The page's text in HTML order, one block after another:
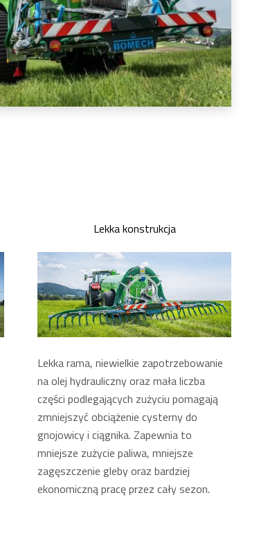
Lekka konstrukcja
Lekka rama, niewielkie zapotrzebowanie
na olej hydrauliczny oraz mała liczba
części podlegających zużyciu pomagają
zmniejszyć obciążenie cysterny do
gnojowicy i ciągnika. Zapewnia to
mniejsze zużycie paliwa, mniejsze
zagęszczenie gleby oraz bardziej
ekonomiczną pracę przez cały sezon.